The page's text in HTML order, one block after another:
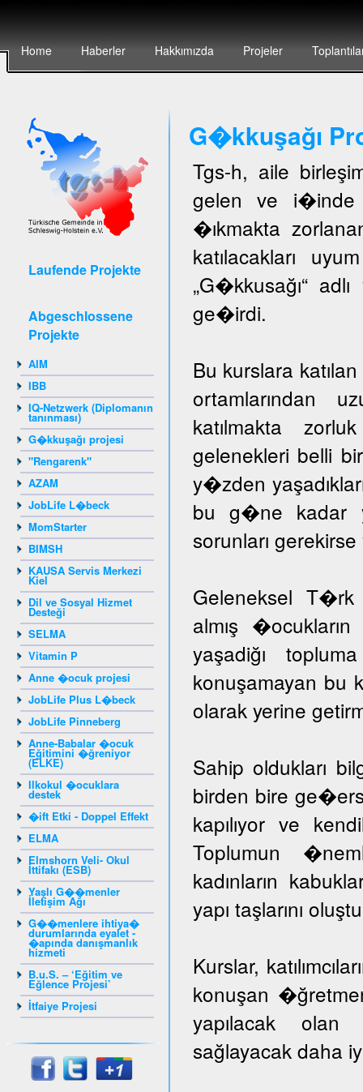
Home Haberler Hakkımızda Projeler
Laufende Projekte
Abgeschlossene
Projekte
AIM
IBB
IQ-Netzwerk (Diplomanın
tanınması)
G�kkuşağı projesi
"Rengarenk"
AZAM
JobLife L�beck
MomStarter
BIMSH
KAUSA Servis Merkezi
Kiel
Dil ve Sosyal Hizmet
Desteği
SELMA
Vitamin P
Anne �ocuk projesi
JobLife Plus L�beck
JobLife Pinneberg
Anne-Babalar �ocuk
Eğitimini �ğreniyor
(ELKE)
Ilkokul �ocuklara
destek
�ift Etki - Doppel Effekt
ELMA
Elmshorn Veli- Okul
İttifakı (ESB)
Yaşlı G��menler
İletişim Ağı
G��menlere ihtiya�
durumlarında eyalet -
�apında danışmanlık
hizmeti
B.u.S. – ‘Eğitim ve
Eğlence Projesi’
İtfaiye Projesi
G�kkuşağı
Tgs-h, aile
gelen ve i�inde
�ıkmakta
katılacakları
„G�kkusağı“
ge�irdi.
Bu kurslara
ortamlarından
katılmakta
gelenekleri belli
y�zden
bu g�ne kadar
sorunları
Geleneksel
almış
yaşadiğı
konuşamayan bu
olarak yerine
Sahip oldukları
birden bire
kapılıyor ve
Toplumun
kadınların
yapı taşlarını
Kurslar,
konuşan
yapılacak olan
sağlayacak daha